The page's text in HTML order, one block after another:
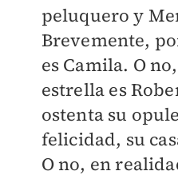
peluquero y
Brevemente,
es Camila. O
estrella es
ostenta su
felicidad, su
O no, en